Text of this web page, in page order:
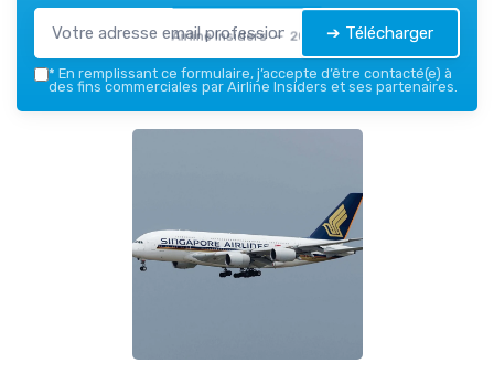
Airline Insiders — 2026 ➔ Télécharger
* En remplissant ce formulaire, j’accepte d’être contacté(e) à
des fins commerciales par Airline Insiders et ses partenaires.